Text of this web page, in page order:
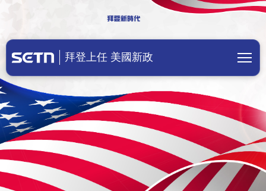
美國總統拜登上任！川普成立
拜登上任 美國新政